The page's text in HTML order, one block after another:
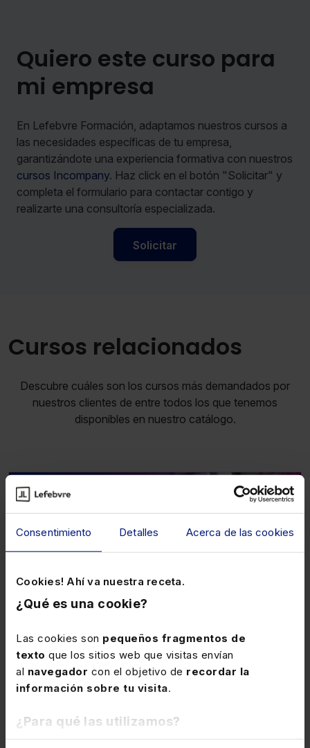
Consentimiento Detalles Acerca de las cookies
Cookies! Ahí va nuestra receta.
¿Qué es una cookie?
Las cookies son pequeños fragmentos de
texto que los sitios web que visitas envían
al navegador con el objetivo de recordar la
información sobre tu visita.
¿Para qué las utilizamos?
Quiero este curso para
mi empresa
En Lefebvre Formación, adaptamos nuestros cursos a
las necesidades específicas de tu empresa,
garantizándote una experiencia formativa con nuestros
cursos Incompany. Haz click en el botón "Solicitar" y
completa el formulario para contactar contigo y
realizarte una consultoría especializada.
Solicitar
Cursos relacionados
Descubre cuáles son los cursos más demandados por
nuestros clientes de entre todos los que tenemos
disponibles en nuestro catálogo.
Fiscal
09 de diciembre de 2026
Curso Cierre fiscal en el IS 2026 (3 sesiones
webinar)
★★★★★ (56)